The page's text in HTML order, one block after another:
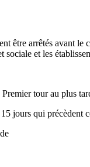
être arrêtés avant
et les
tour au plus
jours qui précèdent